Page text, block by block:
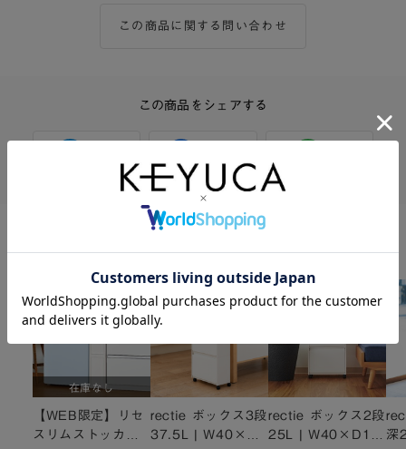
この商品に関する問い合わせ
この商品をシェアする
関連商品
在庫なし
【WEB限定】リセ
スリムストッカー
rectie ボックス3段
37.5L | W40×D1
rectie ボックス2段
25L | W40×D19.
深